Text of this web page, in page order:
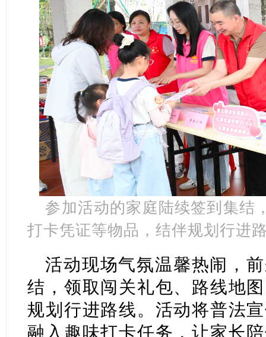
参加活动的家庭陆续签到集结
打卡凭证等物品，结伴规划行进
活动现场气氛温馨热闹，
结，领取闯关礼包、路线地
规划行进路线。活动将普法
融入趣味打卡任务，让家长